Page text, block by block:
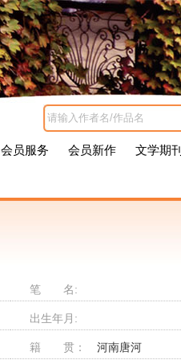
会员服务 会员新作 文学期刊
笔 名:
出生年月:
籍 贯： 河南唐河